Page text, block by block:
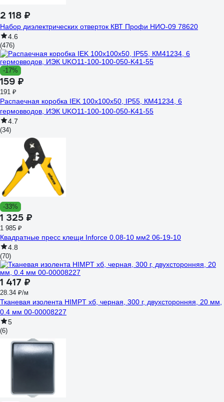
2 118 ₽
Набор диэлектрических отверток КВТ Профи НИО-09 78620
4.6
(476)
-17%
159 ₽
191 ₽
Распаечная коробка IEK 100x100x50, IP55, КМ41234, 6
гермовводов, ИЭК UKO11-100-100-050-K41-55
4.7
(34)
-33%
1 325 ₽
1 985 ₽
Квадратные пресс клещи Inforce 0.08-10 мм2 06-19-10
4.8
(70)
1 417 ₽
28.34 ₽/м
Тканевая изолента HIMPT хб, черная, 300 г, двухсторонняя, 20 мм,
0.4 мм 00-00008227
5
(6)